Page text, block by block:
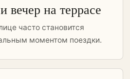
вечер на террасе
часто становится
моментом поездки.